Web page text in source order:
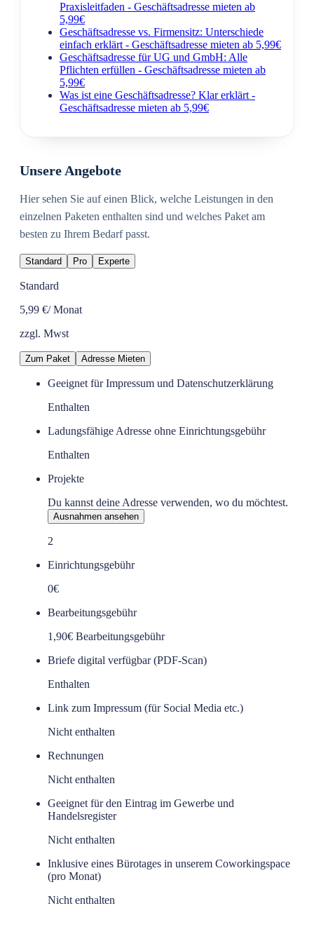
Praxisleitfaden - Geschäftsadresse mieten ab
5,99€
Geschäftsadresse vs. Firmensitz: Unterschiede
einfach erklärt - Geschäftsadresse mieten ab 5,99€
Geschäftsadresse für UG und GmbH: Alle
Pflichten erfüllen - Geschäftsadresse mieten ab
5,99€
Was ist eine Geschäftsadresse? Klar erklärt -
Geschäftsadresse mieten ab 5,99€
Unsere Angebote
Hier sehen Sie auf einen Blick, welche Leistungen in den
einzelnen Paketen enthalten sind und welches Paket am
besten zu Ihrem Bedarf passt.
Standard Pro Experte
Standard
5,99 €/ Monat
zzgl. Mwst
Zum Paket Adresse Mieten
Geeignet für Impressum und Datenschutzerklärung
Enthalten
Ladungsfähige Adresse ohne Einrichtungsgebühr
Enthalten
Projekte
Du kannst deine Adresse verwenden, wo du möchtest.
Ausnahmen ansehen
2
Einrichtungsgebühr
0€
Bearbeitungsgebühr
1,90€ Bearbeitungsgebühr
Briefe digital verfügbar (PDF-Scan)
Enthalten
Link zum Impressum (für Social Media etc.)
Nicht enthalten
Rechnungen
Nicht enthalten
Geeignet für den Eintrag im Gewerbe und
Handelsregister
Nicht enthalten
Inklusive eines Bürotages in unserem Coworkingspace
(pro Monat)
Nicht enthalten